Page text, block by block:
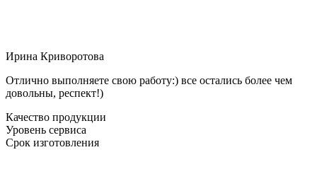
Ирина Криворотова
Отлично выполняете свою работу:) все остались более чем
довольны, респект!)
Качество продукции
Уровень сервиса
Срок изготовления